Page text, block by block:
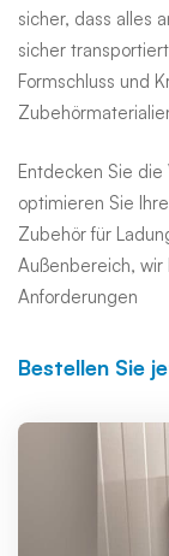
sicher, dass alles
sicher
Formschluss und
Entdecken Sie die
optimieren Sie
Zubehör für
Außenbereich, wir
Anforderungen
Bestellen Sie